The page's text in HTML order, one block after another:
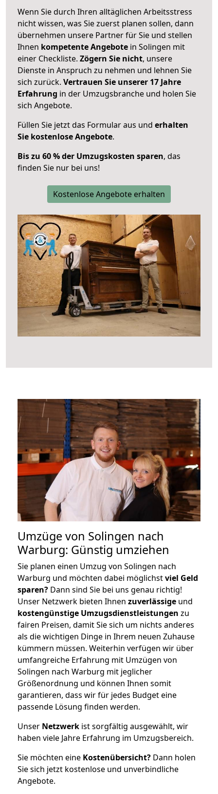
Wenn Sie durch Ihren alltäglichen Arbeitsstress
nicht wissen, was Sie zuerst planen sollen, dann
übernehmen unsere Partner für Sie und stellen
Ihnen kompetente Angebote in Solingen mit
einer Checkliste. Zögern Sie nicht, unsere
Dienste in Anspruch zu nehmen und lehnen Sie
sich zurück. Vertrauen Sie unserer 17 Jahre
Erfahrung in der Umzugsbranche und holen Sie
sich Angebote.
Füllen Sie jetzt das Formular aus und erhalten
Sie kostenlose Angebote.
Bis zu 60 % der Umzugskosten sparen, das
finden Sie nur bei uns!
Kostenlose Angebote erhalten
Umzüge von Solingen nach
Warburg: Günstig umziehen
Sie planen einen Umzug von Solingen nach
Warburg und möchten dabei möglichstviel Geld
sparen? Dann sind Sie bei uns genau richtig!
Unser Netzwerk bieten Ihnen zuverlässige und
kostengünstige Umzugsdienstleistungen zu
fairen Preisen, damit Sie sich um nichts anderes
als die wichtigen Dinge in Ihrem neuen Zuhause
kümmern müssen. Weiterhin verfügen wir über
umfangreiche Erfahrung mit Umzügen von
Solingen nach Warburg mit jeglicher
Größenordnung und können Ihnen somit
garantieren, dass wir für jedes Budget eine
passende Lösung finden werden.
Unser Netzwerk ist sorgfältig ausgewählt, wir
haben viele Jahre Erfahrung im Umzugsbereich.
Sie möchten eine Kostenübersicht? Dann holen
Sie sich jetzt kostenlose und unverbindliche
Angebote.